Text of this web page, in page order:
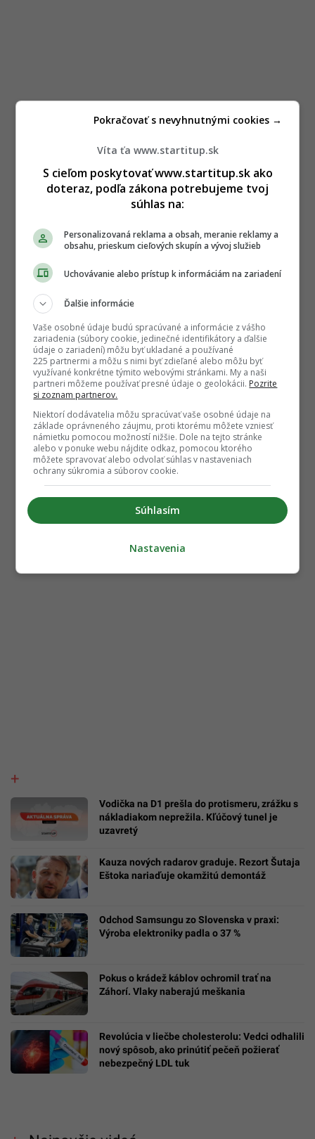
Vodička na D1 prešla do protismeru, zrážku s
nákladiakom neprežila. Kľúčový tunel je
uzavretý
Kauza nových radarov graduje. Rezort Šutaja
Eštoka nariaďuje okamžitú demontáž
Odchod Samsungu zo Slovenska v praxi:
Výroba elektroniky padla o 37 %
Pokus o krádež káblov ochromil trať na
Záhorí. Vlaky naberajú meškania
Revolúcia v liečbe cholesterolu: Vedci odhalili
nový spôsob, ako prinútiť pečeň požierať
nebezpečný LDL tuk
Víta ťa www.startitup.sk
S cieľom poskytovať www.startitup.sk ako
doteraz, podľa zákona potrebujeme tvoj
súhlas na:
Personalizovaná reklama a obsah, meranie reklamy a
obsahu, prieskum cieľových skupín a vývoj služieb
Uchovávanie alebo prístup k informáciám na zariadení
Ďalšie informácie
Vaše osobné údaje budú spracúvané a informácie z vášho
zariadenia (súbory cookie, jedinečné identifikátory a ďalšie
údaje o zariadení) môžu byť ukladané a používané
225 partnermi a môžu s nimi byť zdieľané alebo môžu byť
využívané konkrétne týmito webovými stránkami. My a naši
partneri môžeme používať presné údaje o geolokácii. Pozrite
si zoznam partnerov.
Niektorí dodávatelia môžu spracúvať vaše osobné údaje na
základe oprávneného záujmu, proti ktorému môžete vzniesť
námietku pomocou možností nižšie. Dole na tejto stránke
alebo v ponuke webu nájdite odkaz, pomocou ktorého
môžete spravovať alebo odvolať súhlas v nastaveniach
ochrany súkromia a súborov cookie.
Súhlasím
Pokračovať s nevyhnutnými cookies →
Nastavenia